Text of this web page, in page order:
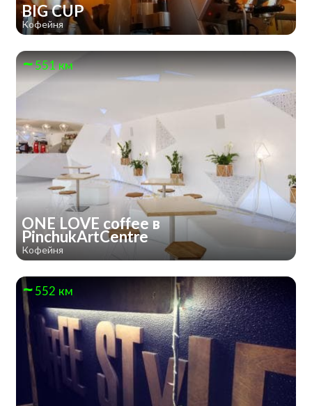
BIG CUP
Кофейня
551 км
ONE LOVE coffee в
PinchukArtCentre
Кофейня
552 км